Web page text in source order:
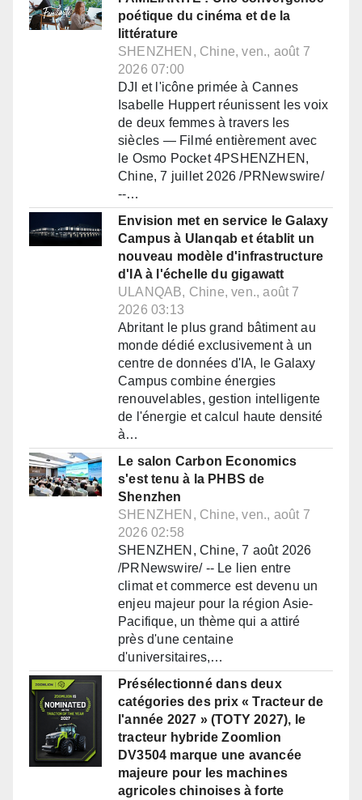
poétique du cinéma et de la
littérature
SHENZHEN, Chine, ven., août 7
2026 07:00
DJI et l'icône primée à Cannes
Isabelle Huppert réunissent les voix
de deux femmes à travers les
siècles — Filmé entièrement avec
le Osmo Pocket 4PSHENZHEN,
Chine, 7 juillet 2026 /PRNewswire/
--…
Envision met en service le Galaxy
Campus à Ulanqab et établit un
nouveau modèle d'infrastructure
d'IA à l'échelle du gigawatt
ULANQAB, Chine, ven., août 7
2026 03:13
Abritant le plus grand bâtiment au
monde dédié exclusivement à un
centre de données d'IA, le Galaxy
Campus combine énergies
renouvelables, gestion intelligente
de l'énergie et calcul haute densité
à…
Le salon Carbon Economics
s'est tenu à la PHBS de
Shenzhen
SHENZHEN, Chine, ven., août 7
2026 02:58
SHENZHEN, Chine, 7 août 2026
/PRNewswire/ -- Le lien entre
climat et commerce est devenu un
enjeu majeur pour la région Asie-
Pacifique, un thème qui a attiré
près d'une centaine
d'universitaires,…
Présélectionné dans deux
catégories des prix « Tracteur de
l'année 2027 » (TOTY 2027), le
tracteur hybride Zoomlion
DV3504 marque une avancée
majeure pour les machines
agricoles chinoises à forte